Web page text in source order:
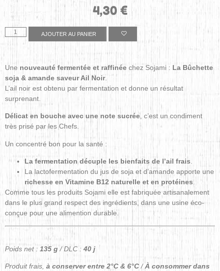
4,30 €
AJOUTER AU PANIER
Une nouveauté fermentée et raffinée chez Sojami : La Bûchette
soja & amande saveur Ail Noir.
L’ail noir est obtenu par fermentation et donne un résultat
surprenant.
Délicat en bouche avec une note sucrée, c’est un condiment
très prisé par les Chefs.
Un concentré bon pour la santé :
La fermentation décuple les bienfaits de l’ail frais.
La lactofermentation du jus de soja et d’amande apporte une
richesse en Vitamine B12 naturelle et en protéines.
Comme tous les produits Sojami elle est fabriquée artisanalement
dans le plus grand respect des ingrédients, dans une usine éco-
conçue pour une alimention durable.
Poids net : 135 g / DLC : 40 j
Produit frais, à conserver entre 2°C & 6°C/À consommer dans